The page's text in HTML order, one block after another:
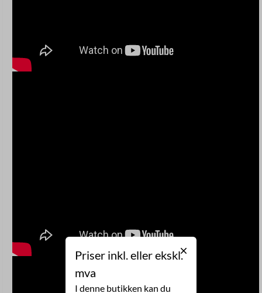
Priser inkl. eller ekskl.
mva
I denne butikken kan du